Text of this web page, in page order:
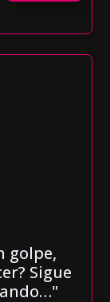
golpe,
Sigue